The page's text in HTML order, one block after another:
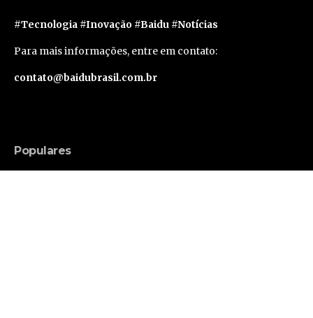
#Tecnologia #Inovação #Baidu #Notícias
Para mais informações, entre em contato:
contato@baidubrasil.com.br
Populares